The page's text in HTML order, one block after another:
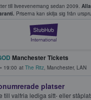
till liveevenemang sedan 2009.
Priserna kan skilja sig från
säljer biljetter.
Manchester Tickets
• 19:00 at The Ritz, Manchester, LAN
platser
till valfria lediga sitt- eller